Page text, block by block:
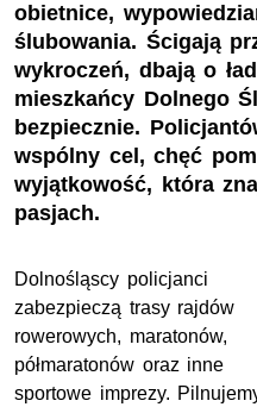
obietnice,
ślubowania. Ścigają
wykroczeń, dbają o
mieszkańcy Dolnego
bezpiecznie.
wspólny cel, chęć
wyjątkowość, która
pasjach.
Dolnośląscy policjanci
zabezpieczą trasy rajdów
rowerowych, maratonów,
półmaratonów oraz inne
sportowe imprezy.